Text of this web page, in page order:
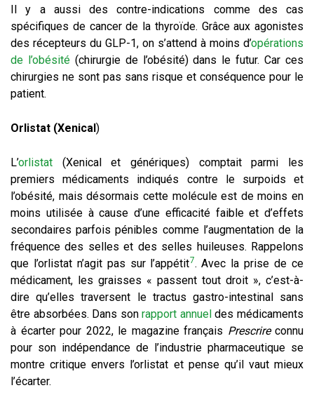
Il y a aussi des contre-indications comme des cas
spécifiques de cancer de la thyroïde. Grâce aux agonistes
des récepteurs du GLP-1, on s’attend à moins d’opérations
de l’obésité(chirurgie de l’obésité) dans le futur. Car ces
chirurgies ne sont pas sans risque et conséquence pour le
patient.
Orlistat (Xenical)
L’orlistat (Xenical et génériques) comptait parmi les
premiers médicaments indiqués contre le surpoids et
l’obésité, mais désormais cette molécule est de moins en
moins utilisée à cause d’une efficacité faible et d’effets
secondaires parfois pénibles comme l’augmentation de la
fréquence des selles et des selles huileuses. Rappelons
que l’orlistat n’agit pas sur l’appétit7. Avec la prise de ce
médicament, les graisses « passent tout droit », c’est-à-
dire qu’elles traversent le tractus gastro-intestinal sans
être absorbées. Dans sonrapport annueldes médicaments
à écarter pour 2022, le magazine français Prescrire connu
pour son indépendance de l’industrie pharmaceutique se
montre critique envers l’orlistat et pense qu’il vaut mieux
l’écarter.